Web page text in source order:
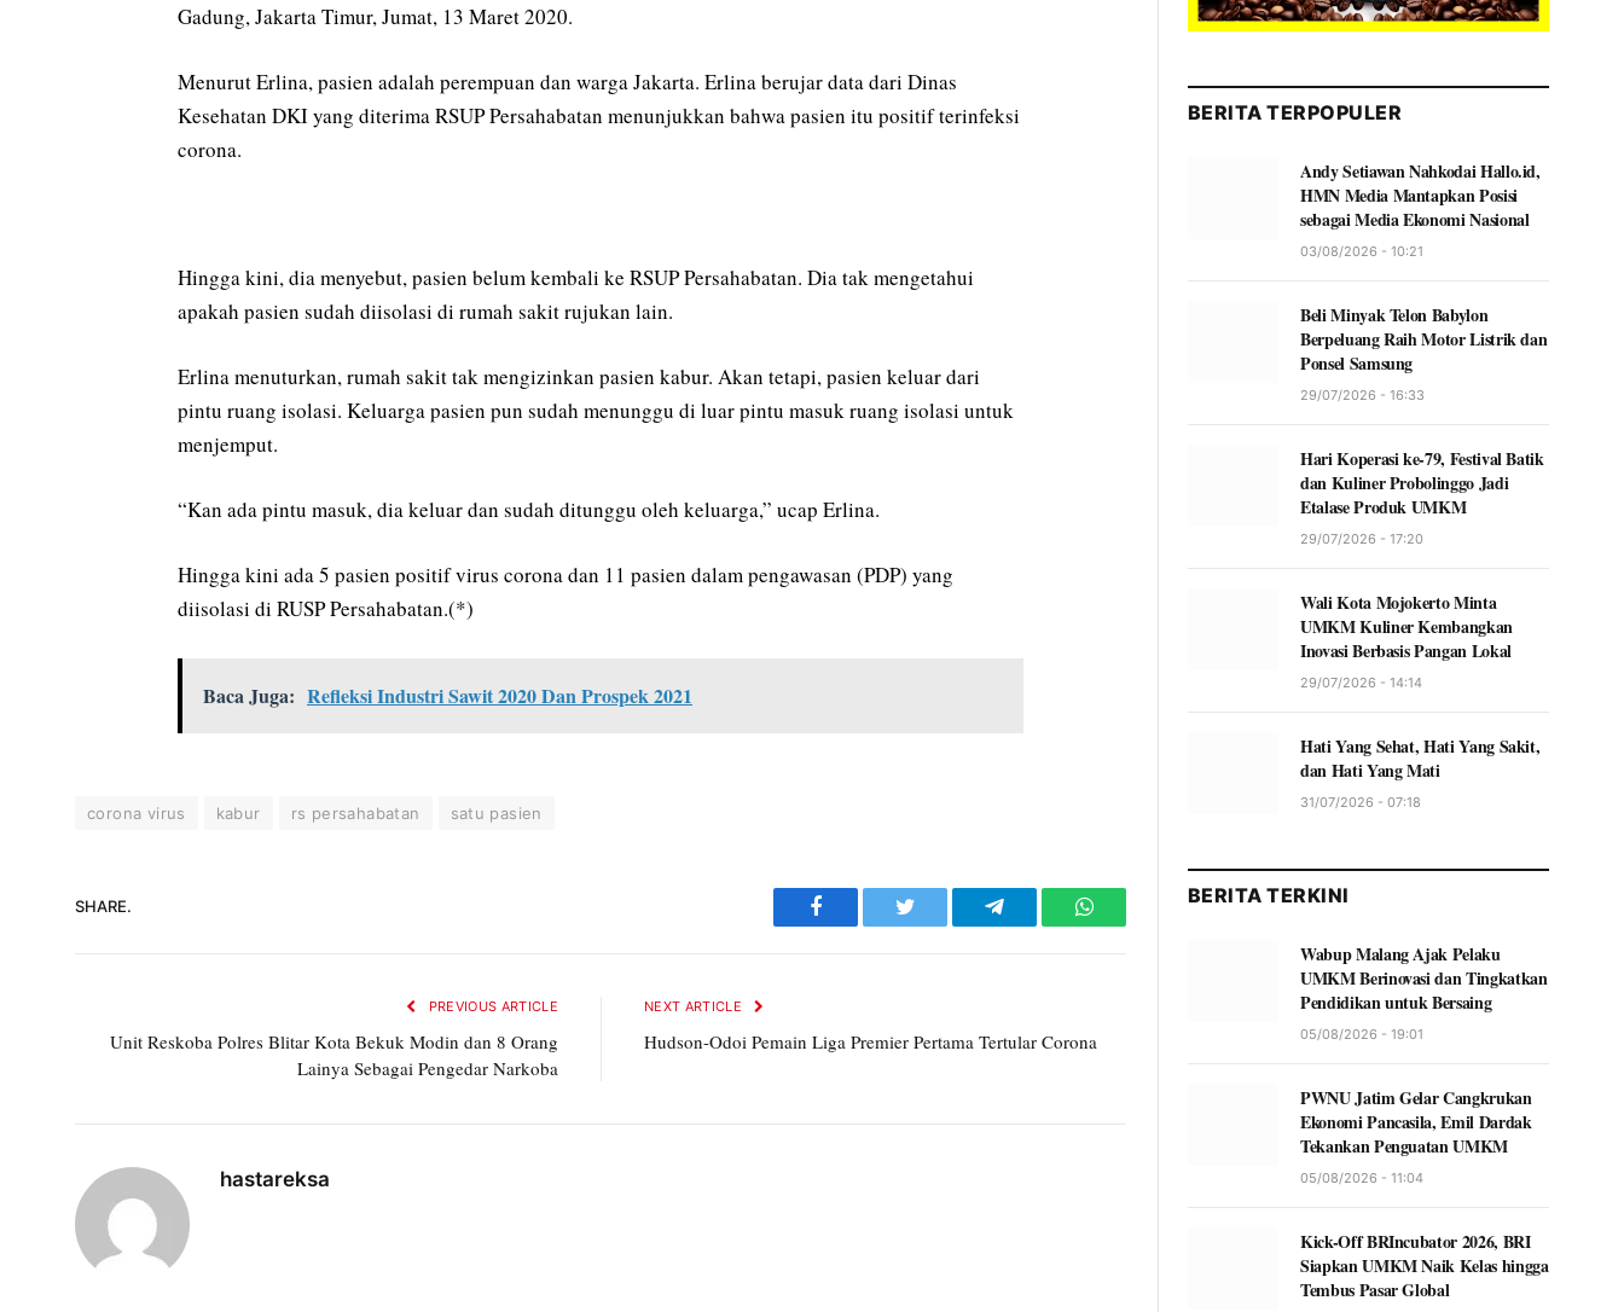
Gadung, Jakarta Timur, Jumat, 13 Maret 2020.
Menurut Erlina, pasien adalah perempuan dan warga Jakarta. Erlina berujar data dari Dinas
Kesehatan DKI yang diterima RSUP Persahabatan menunjukkan bahwa pasien itu positif terinfeksi
corona.
Hingga kini, dia menyebut, pasien belum kembali ke RSUP Persahabatan. Dia tak mengetahui
apakah pasien sudah diisolasi di rumah sakit rujukan lain.
Erlina menuturkan, rumah sakit tak mengizinkan pasien kabur. Akan tetapi, pasien keluar dari
pintu ruang isolasi. Keluarga pasien pun sudah menunggu di luar pintu masuk ruang isolasi untuk
menjemput.
“Kan ada pintu masuk, dia keluar dan sudah ditunggu oleh keluarga,” ucap Erlina.
Hingga kini ada 5 pasien positif virus corona dan 11 pasien dalam pengawasan (PDP) yang
diisolasi di RUSP Persahabatan.(*)
Baca Juga: Refleksi Industri Sawit 2020 Dan Prospek 2021
corona virus kabur rs persahabatan satu pasien
SHARE.
Facebook Twitter Telegram WhatsApp
PREVIOUS ARTICLE
Unit Reskoba Polres Blitar Kota Bekuk Modin dan 8 Orang
Lainya Sebagai Pengedar Narkoba
NEXT ARTICLE
Hudson-Odoi Pemain Liga Premier Pertama Tertular Corona
hastareksa
BERITA TERPOPULER
Andy Setiawan Nahkodai Hallo.id,
HMN Media Mantapkan Posisi
sebagai Media Ekonomi Nasional
03/08/2026 - 10:21
Beli Minyak Telon Babylon
Berpeluang Raih Motor Listrik dan
Ponsel Samsung
29/07/2026 - 16:33
Hari Koperasi ke-79, Festival Batik
dan Kuliner Probolinggo Jadi
Etalase Produk UMKM
29/07/2026 - 17:20
Wali Kota Mojokerto Minta
UMKM Kuliner Kembangkan
Inovasi Berbasis Pangan Lokal
29/07/2026 - 14:14
Hati Yang Sehat, Hati Yang Sakit,
dan Hati Yang Mati
31/07/2026 - 07:18
BERITA TERKINI
Wabup Malang Ajak Pelaku
UMKM Berinovasi dan Tingkatkan
Pendidikan untuk Bersaing
05/08/2026 - 19:01
PWNU Jatim Gelar Cangkrukan
Ekonomi Pancasila, Emil Dardak
Tekankan Penguatan UMKM
05/08/2026 - 11:04
Kick-Off BRIncubator 2026, BRI
Siapkan UMKM Naik Kelas hingga
Tembus Pasar Global